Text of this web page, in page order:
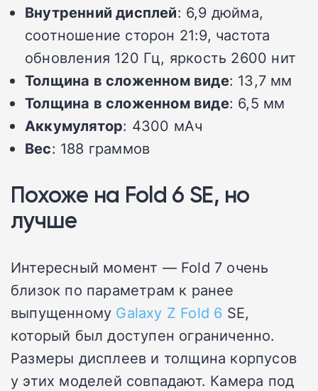
Внутренний дисплей: 6,9 дюйма,
соотношение сторон 21:9, частота
обновления 120 Гц, яркость 2600 нит
Толщина в сложенном виде: 13,7 мм
Толщина в сложенном виде: 6,5 мм
Аккумулятор: 4300 мАч
Вес: 188 граммов
Похоже на Fold 6 SE, но
лучше
Интересный момент — Fold 7 очень
близок по параметрам к ранее
выпущенному Galaxy Z Fold 6 SE,
который был доступен ограниченно.
Размеры дисплеев и толщина корпусов
у этих моделей совпадают. Камера под